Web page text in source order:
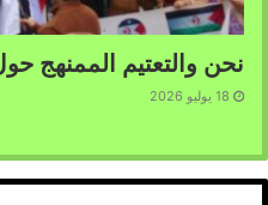
بالارض المحتلة و جنوب
القمع المغربية سلاحهم
كفاح صمود و تضحية لاستكمال
نحن والتعتيم الممنهج
18 يوليو 2026